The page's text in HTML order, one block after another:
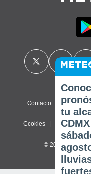
Contacto Sobre
Cookies Política de
© 2026
tu